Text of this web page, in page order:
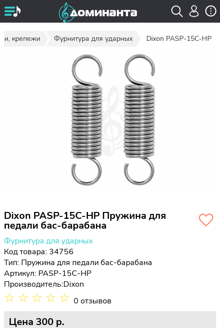
крепежи Фурнитура для ударных Dixon PASP-15C-HP
Dixon PASP-15C-HP Пружина для
педали бас-барабана
Фурнитура для ударных
Код товара: 34756
Тип: Пружина для педали бас-барабана
Артикул: PASP-15C-HP
Производитель:Dixon
☆ ☆ ☆ ☆ ☆ 0 отзывов
Цена 300 p.